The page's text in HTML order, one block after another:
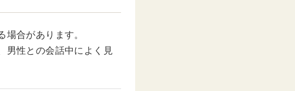
合があります。
男性との会話中によく見